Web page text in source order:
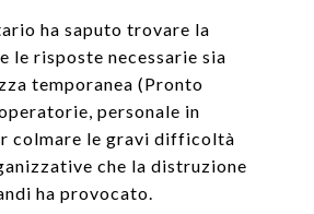
ha saputo trovare la
le risposte necessarie sia
temporanea (Pronto
personale in
colmare le gravi difficoltà
che la distruzione
ha provocato.